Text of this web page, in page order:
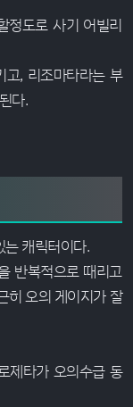
정도로 사기 어빌리
고, 리조마타라는 부
다.
캐릭터이다.
반복적으로 때리고
히 오의 게이지가 잘
제타가 오의수급 동